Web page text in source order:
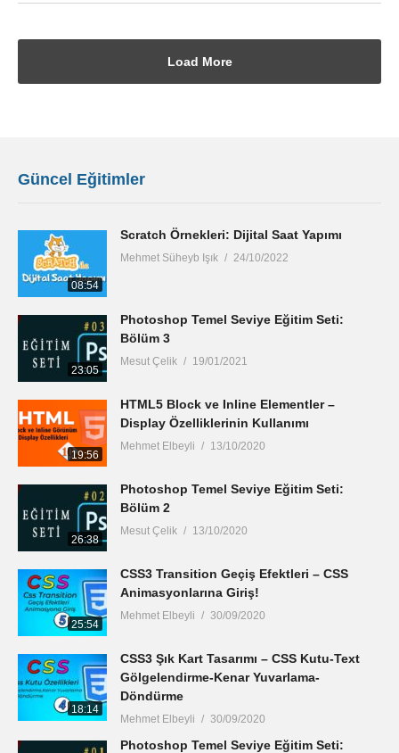
Load More
Güncel Eğitimler
08:54
Scratch Örnekleri: Dijital Saat Yapımı
Mehmet Süheyb Işık 24/10/2022
23:05
Photoshop Temel Seviye Eğitim Seti:
Bölüm 3
Mesut Çelik 19/01/2021
19:56
HTML5 Block ve Inline Elementler –
Display Özelliklerinin Kullanımı
Mehmet Elbeyli 13/10/2020
26:38
Photoshop Temel Seviye Eğitim Seti:
Bölüm 2
Mesut Çelik 13/10/2020
25:54
CSS3 Transition Geçiş Efektleri – CSS
Animasyonlarına Giriş!
Mehmet Elbeyli 30/09/2020
18:14
CSS3 Şık Kart Tasarımı – CSS Kutu-Text
Gölgelendirme-Kenar Yuvarlama-
Döndürme
Mehmet Elbeyli 30/09/2020
Photoshop Temel Seviye Eğitim Seti: